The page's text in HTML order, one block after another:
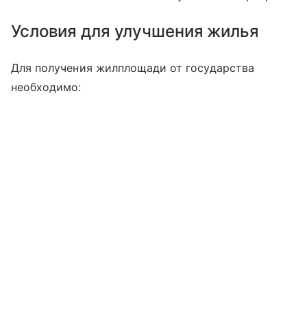
Условия для улучшения жилья
Для получения жилплощади от государства
необходимо: